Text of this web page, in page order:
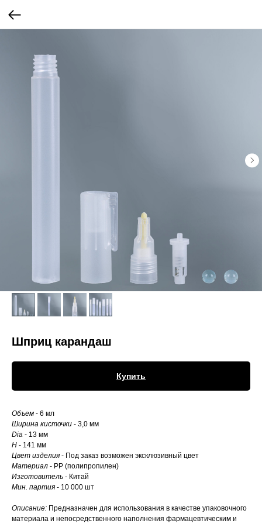
Шприц карандаш
Купить
Объем - 6 мл
Ширина кисточки - 3,0 мм
Dia - 13 мм
H - 141 мм
Цвет изделия - Под заказ возможен эксклюзивный цвет
Материал - РР (полипропилен)
Изготовитель - Китай
Мин. партия - 10 000 шт
Описание: Предназначен для использования в качестве упаковочного
материала и непосредственного наполнения фармацевтическим и